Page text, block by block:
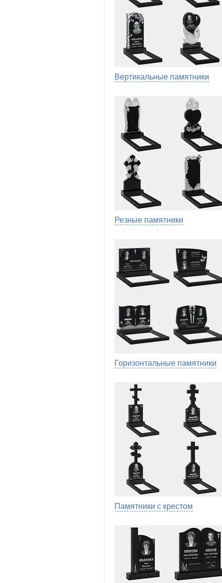
Вертикальные памятники
Резные памятники
Горизонтальные памятники
Памятники с крестом